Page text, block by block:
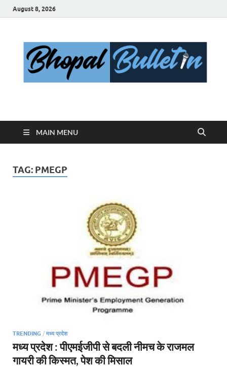
August 8, 2026
Bhopal Bulletin
MAIN MENU
TAG: PMEGP
TRENDING / मध्य प्रदेश
मध्य प्रदेश : पीएमईजीपी से बदली नीमच के राजमल
गायरी की किस्मत, पेश की मिसाल